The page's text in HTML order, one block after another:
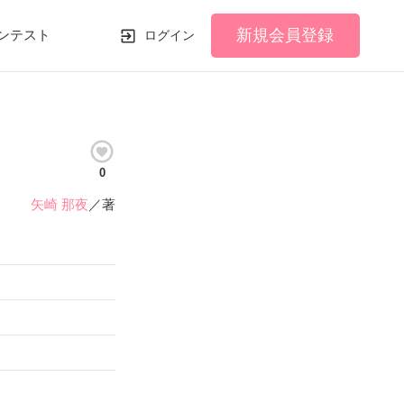
テスト ログイン 新規会員登録
0
矢崎 那夜 ／著